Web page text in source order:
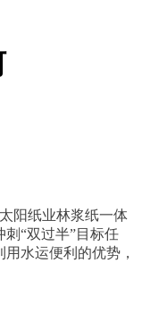
阳纸业林浆纸一体
“双过半”目标任
水运便利的优势，